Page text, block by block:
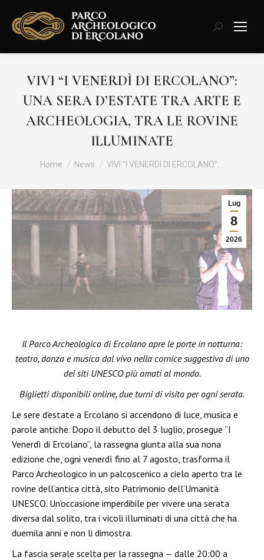
Cerca:
VIVI “I VENERDÌ DI ERCOLANO”:
UNA SERA D’ESTATE TRA ARTE E
ARCHEOLOGIA, TRA LE ROVINE
ILLUMINATE
Tu sei qui:
Home News VIVI “I VENERDÌ DI ERCOLANO”:…
Lug
8
2026
Il Parco Archeologico di Ercolano apre le porte in notturna:
teatro, danza e musica dal vivo nella cornice suggestiva di uno
dei siti UNESCO più amati al mondo.
Biglietti disponibili online, due turni di visita per ogni serata.
Le sere d’estate a Ercolano si accendono di luce, musica e
parole antiche. Dopo il debutto del 3 luglio, prosegue “I
Venerdì di Ercolano”, la rassegna giunta alla sua nona
edizione che, ogni venerdì fino al 7 agosto, trasforma il
Parco Archeologico in un palcoscenico a cielo aperto tra le
rovine dell’antica città, sito Patrimonio dell’Umanità
UNESCO. Un’occasione imperdibile per vivere una serata
diversa dal solito, tra i vicoli illuminati di una città che ha
duemila anni e non li dimostra.
La fascia serale scelta per la rassegna — dalle 20:00 a